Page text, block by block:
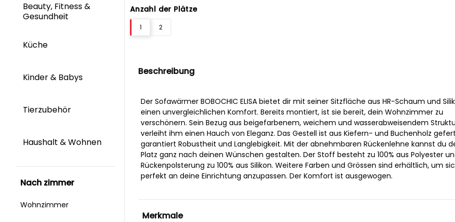
Beauty, Fitness &
Gesundheit
Küche
Kinder & Babys
Tierzubehör
Haushalt & Wohnen
nach zimmer
Wohnzimmer
Anzahl der Plätze
1 2
Beschreibung
Der Sofawärmer BOBOCHIC ELISA bietet dir mit seiner Sitzfläche aus HR-Schaum und
einen unvergleichlichen Komfort. Bereits montiert, ist sie bereit, dein Wohnzimmer zu
verschönern. Sein Bezug aus beigefarbenem, weichem und wasserabweisendem
verleiht ihm einen Hauch von Eleganz. Das Gestell ist aus Kiefern- und Buchenholz
garantiert Robustheit und Langlebigkeit. Mit der abnehmbaren Rückenlehne kannst du
Platz ganz nach deinen Wünschen gestalten. Der Stoff besteht zu 100% aus Polyester
Rückenpolsterung zu 100% aus Silikon. Weitere Farben und Grössen sind erhältlich, um
perfekt an deine Einrichtung anzupassen. Der Komfort ist ausgewogen.
Merkmale